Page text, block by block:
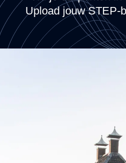
Upload jouw STEP-